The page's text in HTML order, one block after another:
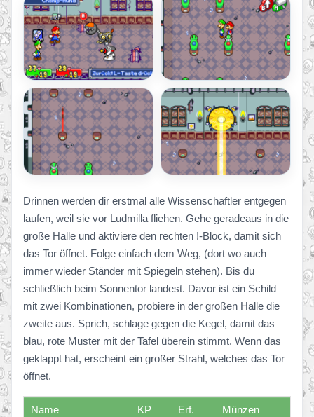
Drinnen werden dir erstmal alle Wissenschaftler entgegen
laufen, weil sie vor Ludmilla fliehen. Gehe geradeaus in die
große Halle und aktiviere den rechten !-Block, damit sich
das Tor öffnet. Folge einfach dem Weg, (dort wo auch
immer wieder Ständer mit Spiegeln stehen). Bis du
schließlich beim Sonnentor landest. Davor ist ein Schild
mit zwei Kombinationen, probiere in der großen Halle die
zweite aus. Sprich, schlage gegen die Kegel, damit das
blau, rote Muster mit der Tafel überein stimmt. Wenn das
geklappt hat, erscheint ein großer Strahl, welches das Tor
öffnet.
Name KP Erf. Münzen